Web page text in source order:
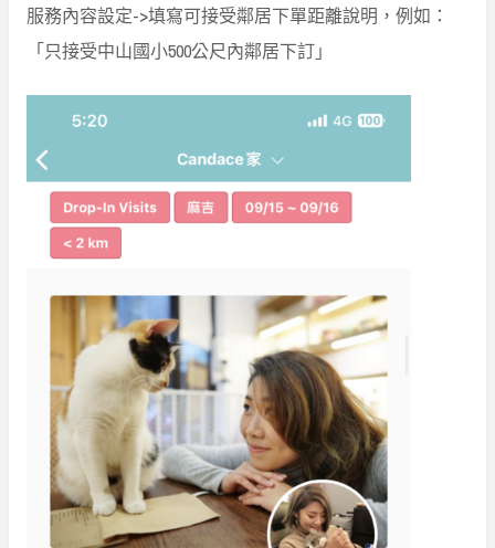
服務內容設定->填寫可接受鄰居下單距離說明，例如：
「只接受中山國小500公尺內鄰居下訂」